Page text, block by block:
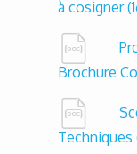
à cosigner
Brochure
Techniques